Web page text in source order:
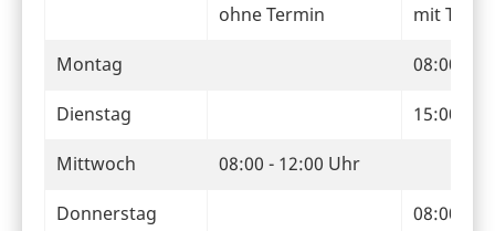
ohne Termin mit
Montag 08:00 -
Dienstag 15:00 -
Mittwoch 08:00 - 12:00 Uhr
Donnerstag 08:00 -